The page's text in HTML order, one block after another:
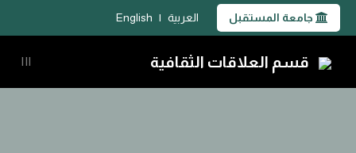
جامعة المستقبل العربية |
English
قسم العلاقات الثقافية |||